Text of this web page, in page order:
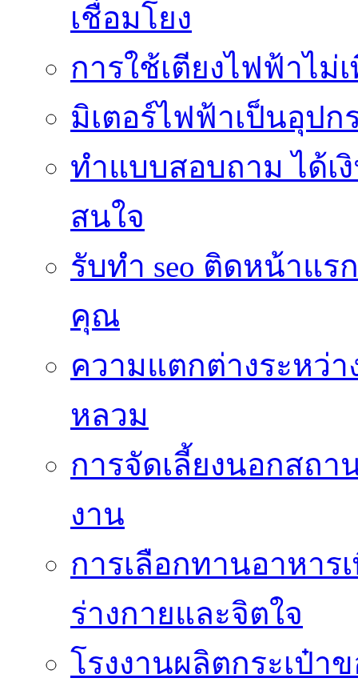
เชื่อมโยง
การใช้เตียงไฟฟ้าไม่
มิเตอร์ไฟฟ้าเป็นอุป
ทำแบบสอบถาม ได้เ
สนใจ
รับทำ seo ติดหน้าแ
คุณ
ความแตกต่างระหว่
หลวม
การจัดเลี้ยงนอกสถ
งาน
การเลือกทานอาหา
ร่างกายและจิตใจ
โรงงานผลิตกระเป๋า